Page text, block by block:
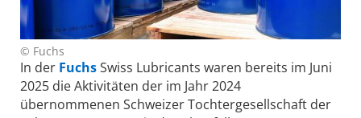
© Fuchs
In der FuchsSwiss Lubricants waren bereits im Juni
2025 die Aktivitäten der im Jahr 2024
übernommenen Schweizer Tochtergesellschaft der